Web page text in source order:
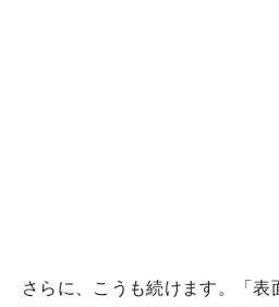
さらに、こうも続けます。「